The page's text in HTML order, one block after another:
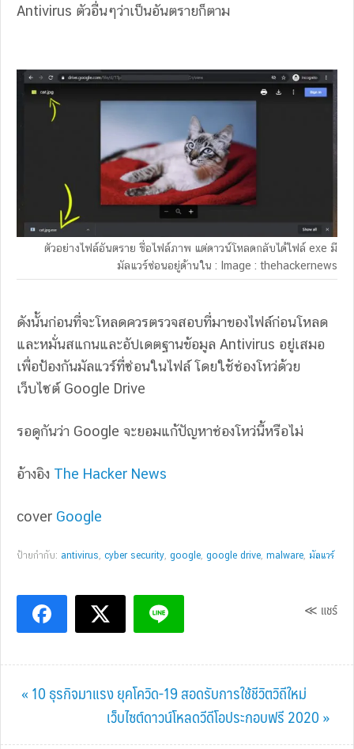
Antivirus ตัวอื่นๆว่าเป็นอันตรายก็ตาม
ตัวอย่างไฟล์อันตราย ชื่อไฟล์ภาพ แต่ดาวน์โหลดกลับได้ไฟล์ exe มี
มัลแวร์ซ่อนอยู่ด้านใน : Image : thehackernews
ดังนั้นก่อนที่จะโหลดควรตรวจสอบที่มาของไฟล์ก่อนโหลด
และหมั่นสแกนและอัปเดตฐานข้อมูล Antivirus อยู่เสมอ
เพื่อป้องกันมัลแวร์ที่ซ่อนในไฟล์ โดยใช้ช่องโหว่ด้วย
เว็บไซต์ Google Drive
รอดูกันว่า Google จะยอมแก้ปัญหาช่องโหว่นี้หรือไม่
อ้างอิง The Hacker News
cover Google
ป้ายกำกับ: antivirus, cyber security, google, google drive, malware, มัลแวร์
≪ แชร์
Previous
« 10 ธุรกิจมาแรง ยุคโควิด-19 สอดรับการใช้ชีวิตวิถีใหม่
Next
Post:
เว็บไซต์ดาวน์โหลดวีดีโอประกอบฟรี 2020 »